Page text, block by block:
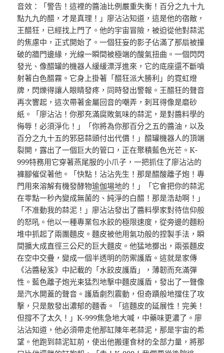
音效：「警告！這裡的醬油比例嚴重失衡！百分之九十九
點九九的醋，才是真理！」廖沾沾知道，這是他的宿敵，
王醋狂，已經找上門了。他的宇宙冒險，被迫從他對蒜泥
的焦慮中，正式開始了。一個狂妄的影子佔滿了那扇被撞
破的牆門邊緣，光線一瞬間被極端的酸氣扭曲。一個閃閃
發光、像醋罐的機器人緩緩漂浮進來，它的底座還不斷噴
射著白色醋霧。它身上掛著「醋狂派大勝利」的霓虹燈
牌，閃爍得讓人眼睛發疼，同時發出警報。王醋狂的聲音
再次響起，這次帶著金屬回音的嘲弄，刺耳得像是磨砂
紙。「廖沾沾！你那充滿腐敗氣味的蒜泥，是對醬料學的
侮辱！必須淨化！」「你將為你那百分之五的醬油，以及
百分之九十五的邪惡蒜頭付出代價！」醋罐機器人的頂端
裂開，露出了一個巨大的管口，正在聚積藍色光芒。K-
999特務用它穿著燕尾服的小爪子，一把抓住了廖沾沾的
褲腳催促著他。「快點！沾沾先生！那是醋酸離子炮！專
門用來溶解有機發酵物瑜伽場地的！」「它會把你的蒜泥
在零點一秒內變成無菌的、純淨的白醋！那是浩劫啊！」
「不准動我的蒜泥！」廖沾沾發出了醬料學家對待信仰般
的怒吼。他以一種專業包水餃的極限速度，從旁邊的麵粉
堆中抓起了兩團麵皮。麵皮被他用氣功般的捏製手法，瞬
間擴大成直徑三公尺的巨大麵皮。他猛地擲出，兩張麵皮
在空中交疊，變成一個半透明的防禦護盾。這就是家傳
《沾醬秘笈》中記載的「水餃皮護盾」，薄韌而充滿彈
性。藍色離子炮光束猛烈地擊中麵皮護盾，發出了一聲像
是汽水開蓋的聲音。護盾劇烈震動，但奇蹟般地擋住了攻
擊，只是散發出濃郁的麵香。「這麵皮的延展性！完美！
但撐不了太久！」K-999焦急地大喊，中藥味更濃了。廖
沾沾知道，他必須帶走他那缸陳年老蒜泥，那是宇宙的希
望。他跑到蒜泥缸前，使出他搬運食材的全部力量，將那